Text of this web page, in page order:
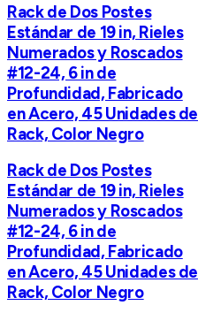
Rack de Dos Postes
Estándar de 19 in, Rieles
Numerados y Roscados
#12-24, 6 in de
Profundidad, Fabricado
en Acero, 45 Unidades de
Rack, Color Negro
Rack de Dos Postes
Estándar de 19 in, Rieles
Numerados y Roscados
#12-24, 6 in de
Profundidad, Fabricado
en Acero, 45 Unidades de
Rack, Color Negro